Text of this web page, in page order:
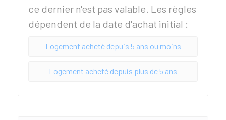
ce dernier n'est pas valable. Les règles
dépendent de la date d'achat initial :
Logement acheté depuis 5 ans ou moins
Logement acheté depuis plus de 5 ans